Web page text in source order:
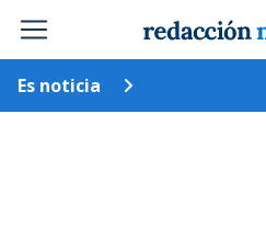
Es noticia